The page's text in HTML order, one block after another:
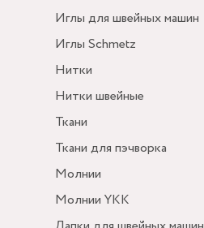
Иглы для швейных машин
Иглы Schmetz
Нитки
Нитки швейные
Ткани
Ткани для пэчворка
Молнии
Молнии YKK